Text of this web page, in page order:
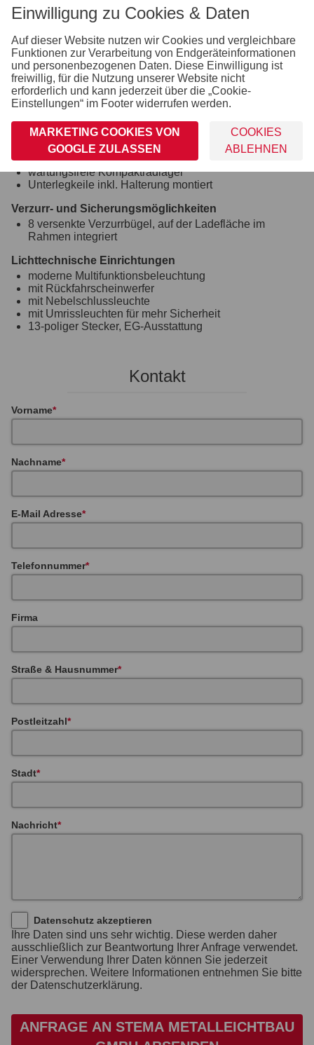
Fahrgestell und Rahmen
optimale Straßenlage durch teststreckengeprüftes
Fahrgestell mit STEMA Sicherheits-V-Deichsel
Zugkugelkupplung mit Sicherheitsanzeige
geschraubtes Fahrgestell
Ladefläche und Boden
durchgängiger, rutschhemmender und wasserfester
Siebdruckholzboden
15 mm stark
Räder und Achsen
robuste Gummifederachse
wartungsfreie Kompaktradlager
Unterlegkeile inkl. Halterung montiert
Verzurr- und Sicherungsmöglichkeiten
8 versenkte Verzurrbügel, auf der Ladefläche im
Rahmen integriert
Lichttechnische Einrichtungen
moderne Multifunktionsbeleuchtung
mit Rückfahrscheinwerfer
mit Nebelschlussleuchte
mit Umrissleuchten für mehr Sicherheit
13-poliger Stecker, EG-Ausstattung
Kontakt
Vorname
Nachname
E-Mail Adresse
Telefonnummer
Firma
Straße & Hausnummer
Postleitzahl
Stadt
Nachricht
Datenschutz akzeptieren
Ihre Daten sind uns sehr wichtig. Diese werden daher
ausschließlich zur Beantwortung Ihrer Anfrage verwendet.
Einer Verwendung Ihrer Daten können Sie jederzeit
widersprechen. Weitere Informationen entnehmen Sie bitte
der Datenschutzerklärung.
ANFRAGE AN STEMA METALLEICHTBAU
Einwilligung zu Cookies & Daten
Auf dieser Website nutzen wir Cookies und vergleichbare
Funktionen zur Verarbeitung von Endgeräteinformationen
und personenbezogenen Daten. Diese Einwilligung ist
freiwillig, für die Nutzung unserer Website nicht
erforderlich und kann jederzeit über die „Cookie-
Einstellungen“ im Footer widerrufen werden.
MARKETING COOKIES VON
GOOGLE ZULASSEN
COOKIES
ABLEHNEN